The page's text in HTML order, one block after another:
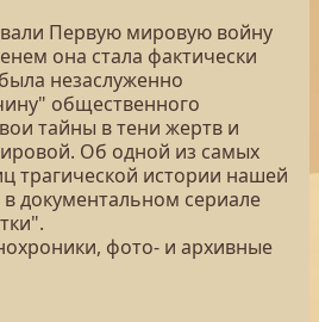
Первую мировую войну
она стала фактически
незаслуженно
общественного
тайны в тени жертв и
Об одной из самых
трагической истории нашей
документальном сериале
фото- и архивные